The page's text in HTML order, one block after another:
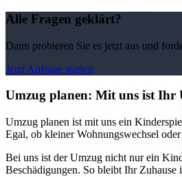
Alle Fragen geklärt?
Dann probieren Sie es jetzt aus und
Jetzt Anfrage starten
Umzug planen: Mit uns ist Ihr
Umzug planen ist mit uns ein
Egal, ob kleiner Wohnungswechsel
Bei uns ist der Umzug nicht nur ein
Beschädigungen. So bleibt Ihr